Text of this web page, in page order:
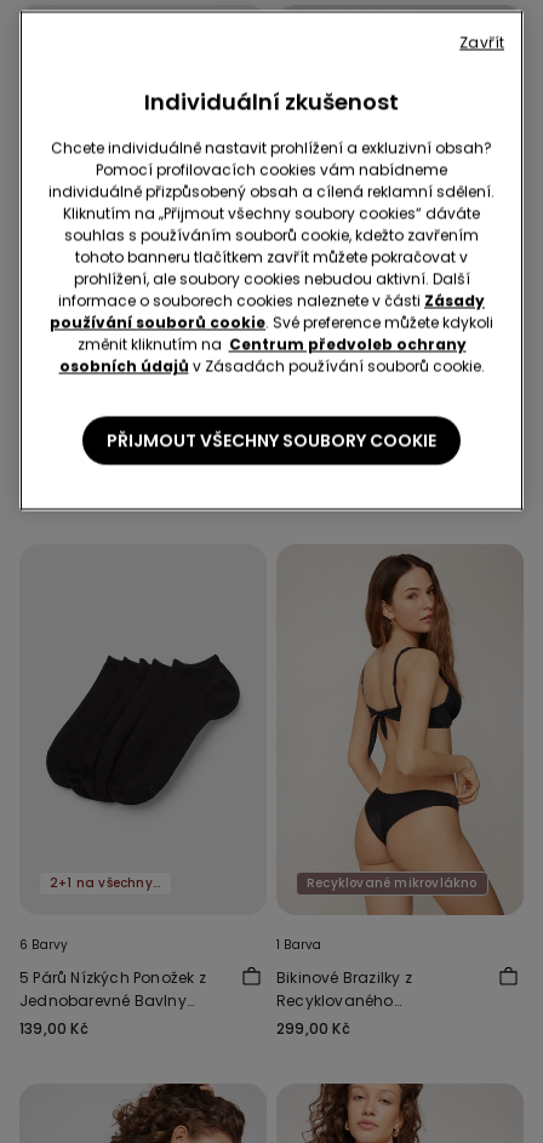
-50%
3 produkty | -70%
Pantalone Trombetta in
Tela Elasticizzata
Recyklované mikrovlákno
-50% na 2. podprsenku
Podprsenka Bandeau s
Lehkou Vycpávkou a Plným
Mikrovlákna
2+1 na všechny ponožky
6 Barvy
5 Párů Nízkých Ponožek z
Jednobarevné Bavlny
Unisex
139,00 Kč
Recyklované mikrovlákno
1 Barva
Bikinové Brazilky z
Recyklovaného
Mikrovlákna
299,00 Kč
Individuální zkušenost
Chcete individuálně nastavit prohlížení a exkluzivní obsah?
Pomocí profilovacích cookies vám nabídneme
individuálně přizpůsobený obsah a cílená reklamní sdělení.
Kliknutím na „Přijmout všechny soubory cookies“ dáváte
souhlas s používáním souborů cookie, kdežto zavřením
tohoto banneru tlačítkem zavřít můžete pokračovat v
prohlížení, ale soubory cookies nebudou aktivní. Další
informace o souborech cookies naleznete v části Zásady
používání souborů cookie. Své preference můžete kdykoli
změnit kliknutím na Centrum předvoleb ochrany
osobních údajů v Zásadách používání souborů cookie.
PŘIJMOUT VŠECHNY SOUBORY COOKIE
Zavřít